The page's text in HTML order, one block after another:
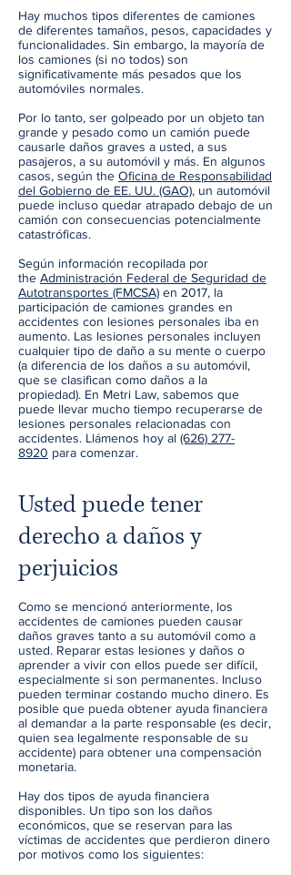
Hay muchos tipos diferentes de camiones
de diferentes tamaños, pesos, capacidades y
funcionalidades. Sin embargo, la mayoría de
los camiones (si no todos) son
significativamente más pesados que los
automóviles normales.
Por lo tanto, ser golpeado por un objeto tan
grande y pesado como un camión puede
causarle daños graves a usted, a sus
pasajeros, a su automóvil y más. En algunos
casos, según the Oficina de Responsabilidad
del Gobierno de EE. UU. (GAO), un automóvil
puede incluso quedar atrapado debajo de un
camión con consecuencias potencialmente
catastróficas.
Según información recopilada por
the Administración Federal de Seguridad de
Autotransportes (FMCSA) en 2017, la
participación de camiones grandes en
accidentes con lesiones personales iba en
aumento. Las lesiones personales incluyen
cualquier tipo de daño a su mente o cuerpo
(a diferencia de los daños a su automóvil,
que se clasifican como daños a la
propiedad). En Metri Law, sabemos que
puede llevar mucho tiempo recuperarse de
lesiones personales relacionadas con
accidentes. Llámenos hoy al (626) 277-
8920 para comenzar.
Usted puede tener
derecho a daños y
perjuicios
Como se mencionó anteriormente, los
accidentes de camiones pueden causar
daños graves tanto a su automóvil como a
usted. Reparar estas lesiones y daños o
aprender a vivir con ellos puede ser difícil,
especialmente si son permanentes. Incluso
pueden terminar costando mucho dinero. Es
posible que pueda obtener ayuda financiera
al demandar a la parte responsable (es decir,
quien sea legalmente responsable de su
accidente) para obtener una compensación
monetaria.
Hay dos tipos de ayuda financiera
disponibles. Un tipo son los daños
económicos, que se reservan para las
víctimas de accidentes que perdieron dinero
por motivos como los siguientes: